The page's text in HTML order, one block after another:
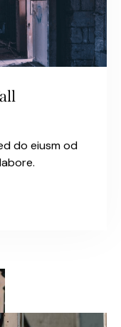
do eiusm od